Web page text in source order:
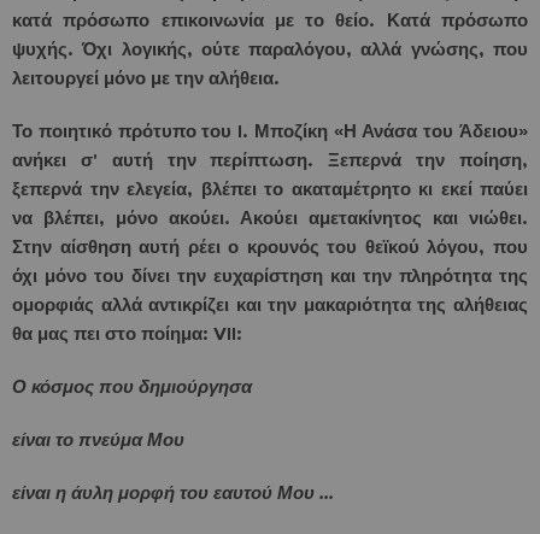
κατά πρόσωπο επικοινωνία με το θείο. Κατά πρόσωπο
ψυχής. Όχι λογικής, ούτε παραλόγου, αλλά γνώσης, που
λειτουργεί μόνο με την αλήθεια.
Το ποιητικό πρότυπο του I. Μποζίκη «Η Ανάσα του Άδειου»
ανήκει σ' αυτή την περίπτωση. Ξεπερνά την ποίηση,
ξεπερνά την ελεγεία, βλέπει το ακαταμέτρητο κι εκεί παύει
να βλέπει, μόνο ακούει. Ακούει αμετακίνητος και νιώθει.
Στην αίσθηση αυτή ρέει ο κρουνός του θεϊκού λόγου, που
όχι μόνο του δίνει την ευχαρίστηση και την πληρότητα της
ομορφιάς αλλά αντικρίζει και την μακαριότητα της αλήθειας
θα μας πει στο ποίημα: VII:
Ο κόσμος που δημιούργησα
είναι το πνεύμα Μου
είναι η άυλη μορφή του εαυτού Μου ...